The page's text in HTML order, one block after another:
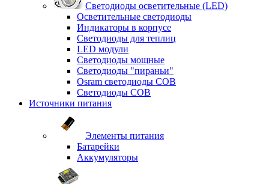
Светодиоды осветительные (LED)
Осветительные светодиоды
Индикаторы в корпусе
Светодиоды для теплиц
LED модули
Светодиоды мощные
Светодиоды "пираньи"
Osram светодиоды COB
Светодиоды COB
Источники питания
Элементы питания
Батарейки
Аккумуляторы